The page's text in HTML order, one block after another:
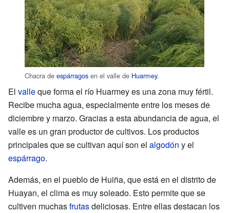
Chacra de espárragos en el valle de Huarmey.
El valleque forma el río Huarmey es una zona muy fértil.
Recibe mucha agua, especialmente entre los meses de
diciembre y marzo. Gracias a esta abundancia de agua, el
valle es un gran productor de cultivos. Los productos
principales que se cultivan aquí son el algodón y el
espárrago.
Además, en el pueblo de Huiña, que está en el distrito de
Huayan, el clima es muy soleado. Esto permite que se
cultiven muchasfrutasdeliciosas. Entre ellas destacan los